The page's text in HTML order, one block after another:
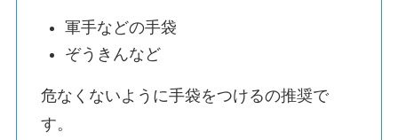
軍手などの手袋
ぞうきんなど
危なくないように手袋をつけるの推奨で
す。